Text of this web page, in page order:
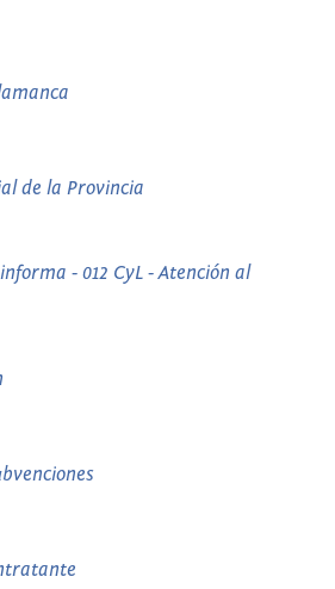
de la Provincia
- 012 CyL - Atención al